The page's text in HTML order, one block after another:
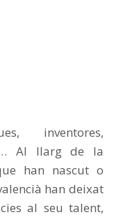
inventores,
Al llarg de la
han nascut o
han deixat
al seu talent,